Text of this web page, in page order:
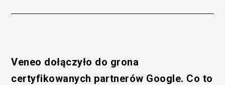
Veneo dołączyło do grona
certyfikowanych partnerów Google. Co to